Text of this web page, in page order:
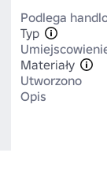
Podlega
Typ
Materiały
Utworzono
Opis